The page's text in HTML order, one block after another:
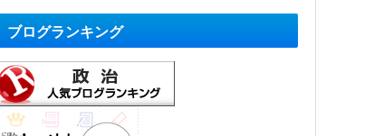
ブログランキング